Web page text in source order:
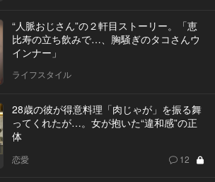
“人脈おじさん”の２軒目ストーリー。「恵
比寿の立ち飲みで…、胸騒ぎのタコさんウ
インナー」
ライフスタイル
28歳の彼が得意料理「肉じゃが」を振る舞
ってくれたが…。女が抱いた“違和感”の正
体
恋愛 12